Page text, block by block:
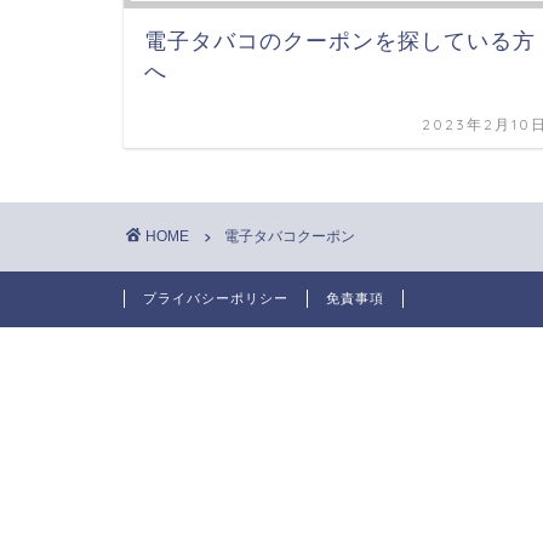
電子タバコのクーポンを探している方
へ
2023年2月10
HOME 電子タバコクーポン
プライバシーポリシー 免責事項